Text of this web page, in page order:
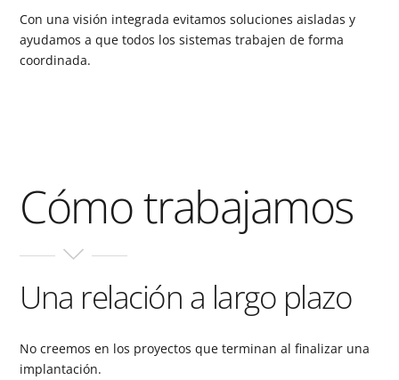
Con una visión integrada evitamos soluciones aisladas y
ayudamos a que todos los sistemas trabajen de forma
coordinada.
Cómo trabajamos
Una relación a largo plazo
No creemos en los proyectos que terminan al finalizar una
implantación.